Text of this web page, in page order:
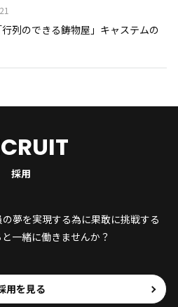
列のできる鋳物屋」キャステムの
採用
夢を実現する為に果敢に挑戦する
一緒に働きませんか？
用を見る